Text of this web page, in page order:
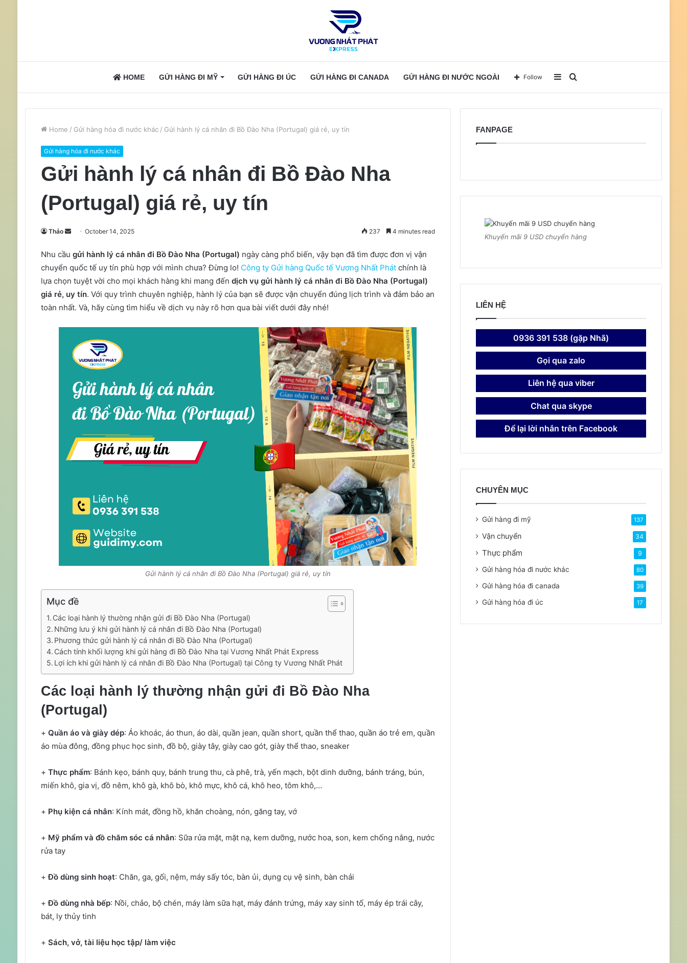
HOME GỬI HÀNG ĐI MỸ GỬI HÀNG ĐI ÚC GỬI HÀNG ĐI CANADA GỬI HÀNG ĐI NƯỚC NGOÀI
for
Sidebar
Follow
Home / Gửi hàng hóa đi nước khác / Gửi hành lý cá nhân đi Bồ Đào Nha (Portugal) giá rẻ, uy tín
Gửi hàng hóa đi nước khác
Gửi hành lý cá nhân đi Bồ Đào Nha
(Portugal) giá rẻ, uy tín
Thảo
Send
email
October 14, 2025 237 4 minutes read
Nhu cầu gửi hành lý cá nhân đi Bồ Đào Nha (Portugal) ngày càng phổ biến, vậy bạn đã tìm được đơn vị vận
chuyển quốc tế uy tín phù hợp với mình chưa? Đừng lo! Công ty Gửi hàng Quốc tế Vương Nhất Phátchính là
lựa chọn tuyệt vời cho mọi khách hàng khi mang đến dịch vụ gửi hành lý cá nhân đi Bồ Đào Nha (Portugal)
giá rẻ, uy tín. Với quy trình chuyên nghiệp, hành lý của bạn sẽ được vận chuyển đúng lịch trình và đảm bảo an
toàn nhất. Và, hãy cùng tìm hiểu về dịch vụ này rõ hơn qua bài viết dưới đây nhé!
Gửi hành lý cá nhân đi Bồ Đào Nha (Portugal) giá rẻ, uy tín
Mục đề
Các loại hành lý thường nhận gửi đi Bồ Đào Nha (Portugal)
Những lưu ý khi gửi hành lý cá nhân đi Bồ Đào Nha (Portugal)
Phương thức gửi hành lý cá nhân đi Bồ Đào Nha (Portugal)
Cách tính khối lượng khi gửi hàng đi Bồ Đào Nha tại Vương Nhất Phát Express
Lợi ích khi gửi hành lý cá nhân đi Bồ Đào Nha (Portugal) tại Công ty Vương Nhất Phát
Các loại hành lý thường nhận gửi đi Bồ Đào Nha
(Portugal)
+ Quần áo và giày dép: Áo khoác, áo thun, áo dài, quần jean, quần short, quần thể thao, quần áo trẻ em, quần
áo mùa đông, đồng phục học sinh, đồ bộ, giày tây, giày cao gót, giày thể thao, sneaker
+ Thực phẩm: Bánh kẹo, bánh quy, bánh trung thu, cà phê, trà, yến mạch, bột dinh dưỡng, bánh tráng, bún,
miến khô, gia vị, đồ nêm, khô gà, khô bò, khô mực, khô cá, khô heo, tôm khô,…
+ Phụ kiện cá nhân: Kính mát, đồng hồ, khăn choàng, nón, găng tay, vớ
+ Mỹ phẩm và đồ chăm sóc cá nhân: Sữa rửa mặt, mặt nạ, kem dưỡng, nước hoa, son, kem chống nắng, nước
rửa tay
+Đồ dùng sinh hoạt: Chăn, ga, gối, nệm, máy sấy tóc, bàn ủi, dụng cụ vệ sinh, bàn chải
+Đồ dùng nhà bếp: Nồi, chảo, bộ chén, máy làm sữa hạt, máy đánh trứng, máy xay sinh tố, máy ép trái cây,
bát, ly thủy tinh
+ Sách, vở, tài liệu học tập/ làm việc
FANPAGE
Khuyến mãi 9 USD chuyển hàng
LIÊN HỆ
0936 391 538 (gặp Nhã)
Gọi qua zalo
Liên hệ qua viber
Chat qua skype
Để lại lời nhắn trên Facebook
CHUYÊN MỤC
Gửi hàng đi mỹ 137
Vận chuyển 34
Thực phẩm 9
Gửi hàng hóa đi nước khác 80
Gửi hàng hóa đi canada 39
Gửi hàng hóa đi úc 17